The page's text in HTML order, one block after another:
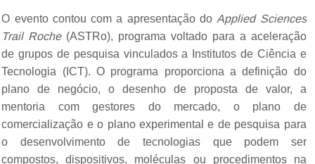
O evento contou com a apresentação do Applied Sciences
Trail Roche(ASTRo), programa voltado para a aceleração
de grupos de pesquisa vinculados a Institutos de Ciência e
Tecnologia (ICT). O programa proporciona a definição do
plano de negócio, o desenho de proposta de valor, a
mentoria com gestores do mercado, o plano de
comercialização e o plano experimental e de pesquisa para
o desenvolvimento de tecnologias que podem ser
compostos, dispositivos, moléculas ou procedimentos na